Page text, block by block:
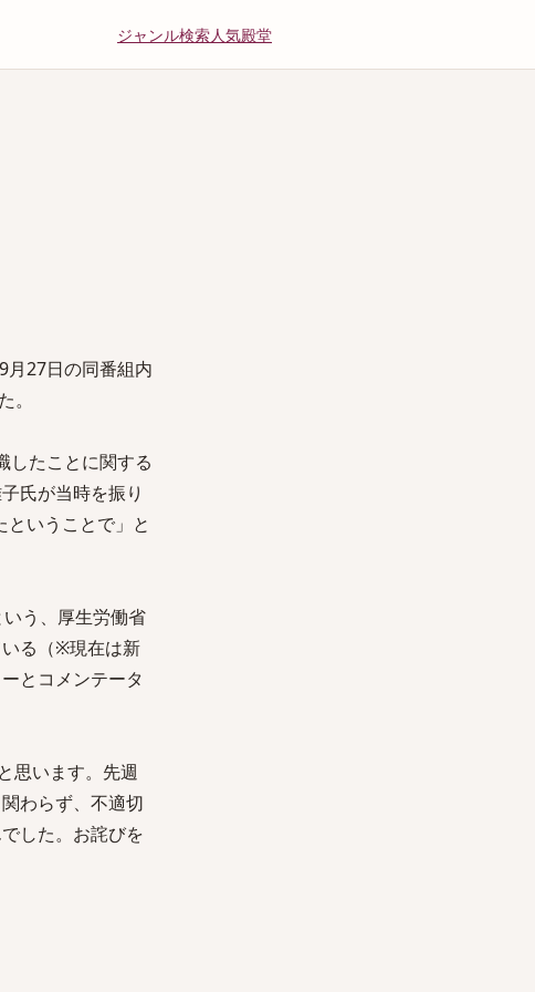
ジャンル検索人気殿堂
月27日の同番組内
したことに関する
氏が当時を振り
いうことで」と
う、厚生労働省
る（※現在は新
とコメンテータ
思います。先週
わらず、不適切
した。お詫びを